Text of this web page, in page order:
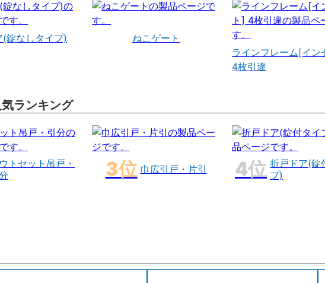
(錠なしタイプ)
ねこゲート
ラインフレーム[イン
4枚引違
ランキング
トセット吊戸・
巾広引戸・片引
折戸ドア(錠
プ)